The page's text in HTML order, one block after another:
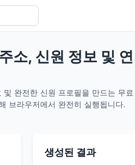
소, 신원 정보 및
완전한 신원 프로필을 만드는 무
브라우저에서 완전히 실행됩니다.
생성된 결과